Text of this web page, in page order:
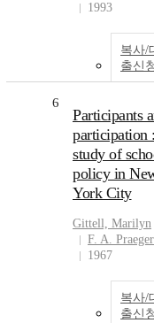
1993
복사/
출신
6
Participants
participation
study of
policy in
York City
Gittell, Marilyn
F. A. Praeger
1967
복사/
출신